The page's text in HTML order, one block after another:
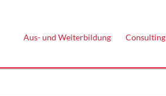
Aus- und Weiterbildung Consulting